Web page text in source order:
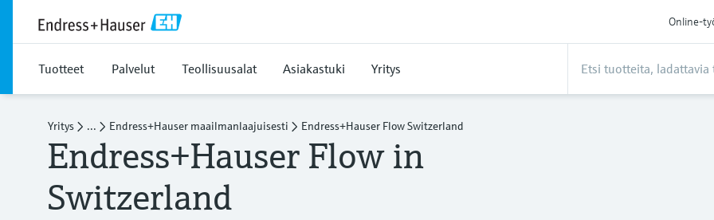
Online-
Tuotteet Palvelut Teollisuusalat Asiakastuki Yritys
Yritys ... Endress+Hauser maailmanlaajuisesti Endress+Hauser Flow Switzerland
Endress+Hauser Flow in
Switzerland